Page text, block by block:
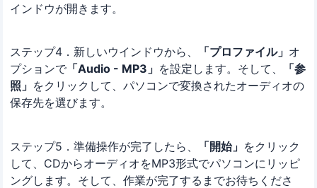
インドウが開きます。
ステップ4．新しいウインドウから、 「プロファイル」 オ
プションで 「Audio - MP3」 を設定します。そして、
「参
照」 をクリックして、パソコンで変換されたオーディオの
保存先を選びます。
ステップ5．準備操作が完了したら、 「開始」 をクリック
して、CDからオーディオをMP3形式でパソコンにリッピ
ングします。そして、作業が完了するまでお待ちくださ